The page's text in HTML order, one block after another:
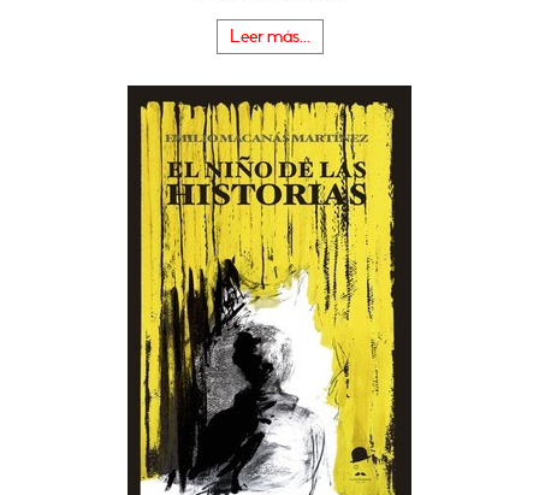
Leer más...